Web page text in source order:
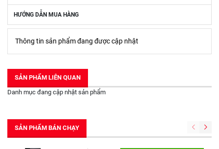
HƯỚNG DẪN MUA HÀNG
Thông tin sản phẩm đang được cập nhật
SẢN PHẨM LIÊN QUAN
Danh mục đang cập nhật sản phẩm
SẢN PHẨM BÁN CHẠY